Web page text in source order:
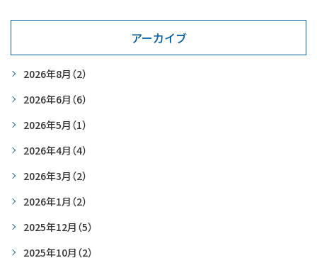
アーカイブ
2026年8月 （2）
2026年6月 （6）
2026年5月 （1）
2026年4月 （4）
2026年3月 （2）
2026年1月 （2）
2025年12月 （5）
2025年10月 （2）